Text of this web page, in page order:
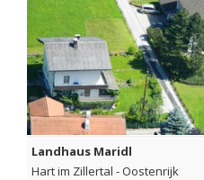
Landhaus Maridl
Hart im Zillertal -Oostenrijk